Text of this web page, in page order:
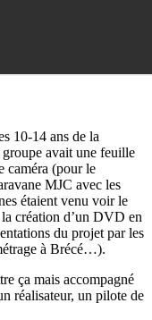
10-14 ans de la
avait une feuille
caméra (pour le
MJC avec les
étaient venu voir le
création d’un DVD en
du projet par les
à Brécé…).
ça mais accompagné
réalisateur, un pilote de